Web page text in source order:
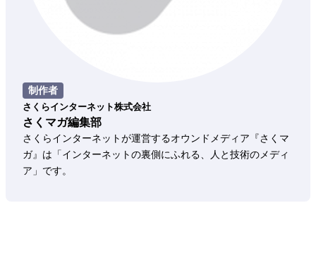
制作者
さくらインターネット株式会社
さくマガ編集部
さくらインターネットが運営するオウンドメディア『さくマ
ガ』は「インターネットの裏側にふれる、人と技術のメディ
ア」です。